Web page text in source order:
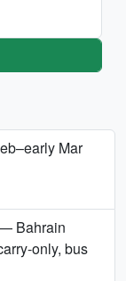
Mar
Bahrain
only, bus